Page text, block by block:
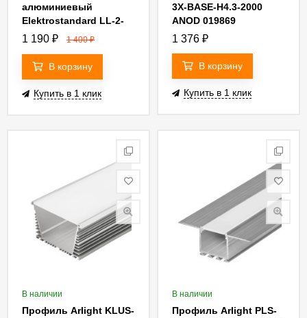
алюминиевый
Elektrostandard LL-2-
ALP008 (5 шт.)
1 190 ₽ 1 400₽
В корзину
Купить в 1 клик
3X-BASE-H4.3-2000
ANOD 019869
1 376 ₽
В корзину
Купить в 1 клик
В наличии
Профиль Arlight KLUS-
В наличии
Профиль Arlight PLS-